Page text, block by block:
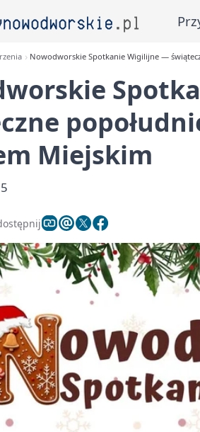
Nowodworskie Spotkanie Wigilijne —
Miejskim